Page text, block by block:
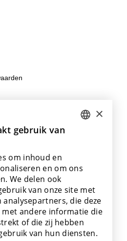
GERMAN
SPANISH
×
gebruik van
om inhoud en
en om ons
We delen ook
van onze site met
die deze
andere informatie die
of die zij hebben
van hun diensten.